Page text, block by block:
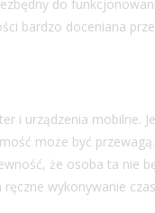
do
bardzo doceniana
i urządzenia mobilne.
może być
że osoba ta nie
wykonywanie